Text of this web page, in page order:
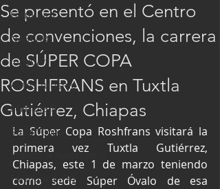
Fórmula 1
NASCAR
IndyCar
Autos Turismo
Fórmula E
Súper Copa
Industria Automotriz
Fórmula 4 (F4)
Se presentó en el Centro
de convenciones, la carrera
de SÚPER COPA
ROSHFRANS en Tuxtla
Gutiérrez, Chiapas
La Súper Copa Roshfrans visitará la
primera vez Tuxtla Gutiérrez,
Chiapas, este 1 de marzo teniendo
como sede Súper Óvalo de esa